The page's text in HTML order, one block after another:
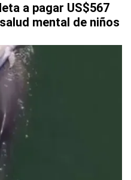
a pagar US$567
mental de niños